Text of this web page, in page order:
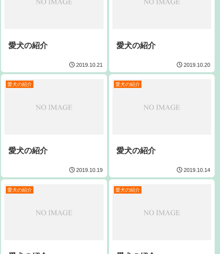
愛犬の紹介
2019.10.21
愛犬の紹介
2019.10.20
愛犬の紹介
愛犬の紹介
2019.10.19
愛犬の紹介
愛犬の紹介
2019.10.14
愛犬の紹介 愛犬の紹介